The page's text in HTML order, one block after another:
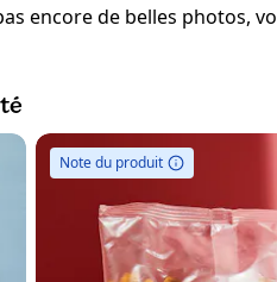
encore de belles photos,
Note du produit